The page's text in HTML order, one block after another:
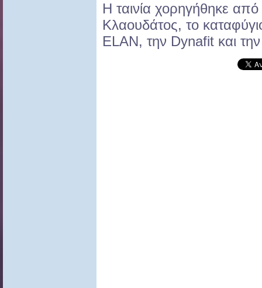
Η ταινία χορηγήθηκε
Κλαουδάτος, το
ELAN, την Dynafit και